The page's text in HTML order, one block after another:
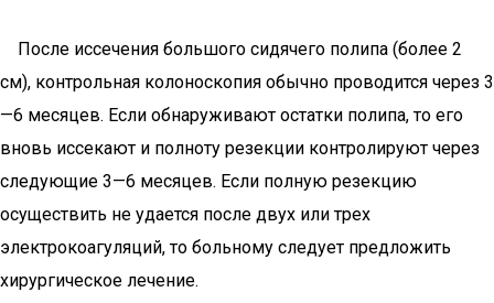
После иссечения большого сидячего полипа (более 2
см), контрольная колоноскопия обычно проводится через 3
—6 месяцев. Если обнаруживают остатки полипа, то его
вновь иссекают и полноту резекции контролируют через
следующие 3—6 месяцев. Если полную резекцию
осуществить не удается после двух или трех
электрокоагуляций, то больному следует предложить
хирургическое лечение.